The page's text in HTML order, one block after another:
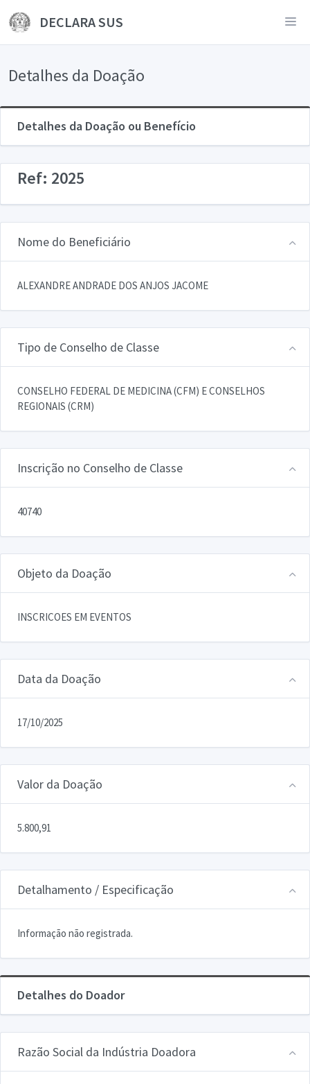
DECLARA SUS
Detalhes da Doação
Detalhes da Doação ou Benefício
Ref: 2025
Nome do Beneficiário
ALEXANDRE ANDRADE DOS ANJOS JACOME
Tipo de Conselho de Classe
CONSELHO FEDERAL DE MEDICINA (CFM) E CONSELHOS
REGIONAIS (CRM)
Inscrição no Conselho de Classe
40740
Objeto da Doação
INSCRICOES EM EVENTOS
Data da Doação
17/10/2025
Valor da Doação
5.800,91
Detalhamento / Especificação
Informação não registrada.
Detalhes do Doador
Razão Social da Indústria Doadora